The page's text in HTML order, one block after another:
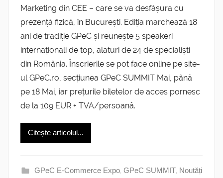
Marketing din CEE – care se va desfășura cu
prezență fizică, în București. Ediția marchează 18
ani de tradiție GPeC și reunește 5 speakeri
internaționali de top, alături de 24 de specialiști
din România. Înscrierile se pot face online pe site-
ul GPeC.ro, secțiunea GPeC SUMMIT Mai, până
pe 18 Mai, iar prețurile biletelor de acces pornesc
de la 109 EUR + TVA/persoană.
Citește articolul...
GPeC E-Commerce Expo, GPeC SUMMIT, Noutăți